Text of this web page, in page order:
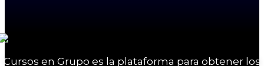
Cursos en Grupo es la plataforma para obtener los